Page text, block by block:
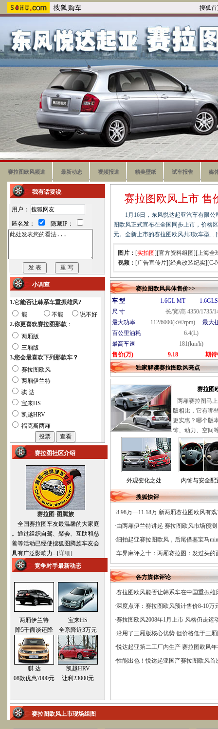
搜狐
赛拉图欧风频道 最新动态 视频报道 精美壁纸 试车报告 媒
我有话要说
用户：
匿名发： 隐藏IP：
小调查
1.它能否让韩系车重振雄风?
能
不能
说不好
2.你更喜欢赛拉图那款 ：
两厢版
三厢版
3.您会最喜欢下列那款车 ？
赛拉图欧风
两厢伊兰特
骐 达
宝来HS
凯越HRV
福克斯两厢
赛拉图社区介绍
赛拉图-图腾族
全国赛拉图车友最温馨的大家庭
。通过组织自驾、聚会、互助和慈
善等活动已经使搜狐图腾族车友会
具有广泛影响力...[详细]
竞争对手最新动态
两厢伊兰特
宝来HS
降5千面谈还降
全系降近3万元
骐 达
凯越HRV
08款优惠7000元
让利23000元
赛拉图欧风上市 售
1月16日，东风悦达起亚汽车有限
图欧风正式宣布在全国同步上市，价格
元。全新上市的赛拉图欧风共3款车型... [
图片： [实拍图][官方资料组图][上海全
视频： [广告宣传片][经典改装纪实][C-
赛拉图欧风具体售价>>
车 型
1.6GL MT
尺 寸
长/宽/高 4350/1735/
最大功率
112/6000(kW/rpm)
最大
百公里油耗
6.4(L)
最高车速
181(km/h)
售价(万)
9.18
期待
独家解读赛拉图欧风亮点
赛拉图
两厢赛拉图马
版相比，它有哪
更实惠？哪个版
饰、动力、空
外观变化之处 内饰与安全配
搜狐快评
·8.98万—11.18万 新两厢赛拉图欧风有戏
·由两厢伊兰特讲起 赛拉图欧风市场预测
·细拍起亚赛拉图欧风，后尾借鉴宝马
·车界麻评之十：两厢赛拉图：发过头的
各方媒体评论
·赛拉图欧风能否让韩系车在中国重振雄
·深度点评：赛拉图欧风预计售价8-10万
·赛拉图欧风2008年1月上市 风格仍走运
·沿用了三厢版核心优势 但价格低于三
·悦达起亚第二工厂内生产 赛拉图欧风
·性能出色！悦达起亚国产赛拉图欧风首
赛拉图欧风上市现场组图